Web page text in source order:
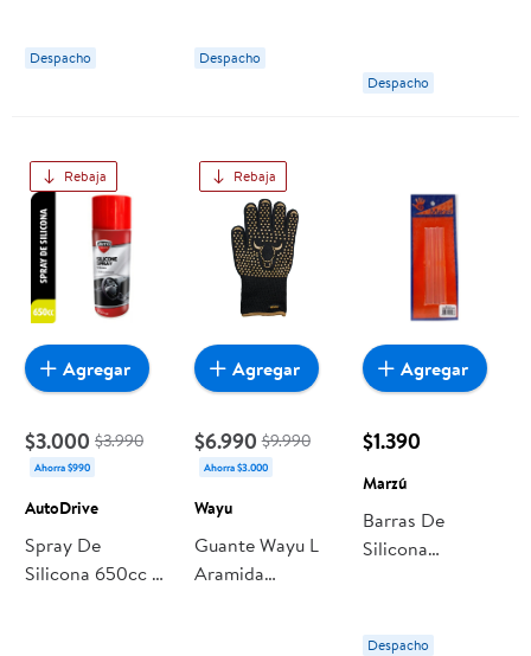
Mainstays
Despacho Despacho
Despacho
Rebaja
$3.000 $3.990
Ahorra $990
AutoDrive
Spray De
Silicona 650cc 1
Agregar
Rebaja
$6.990 $9.990
Ahorra $3.000
Wayu
Guante Wayu L
Aramida
Agregar
$1.390
Marzú
Barras De
Silicona
Marzú
Despacho
Agregar